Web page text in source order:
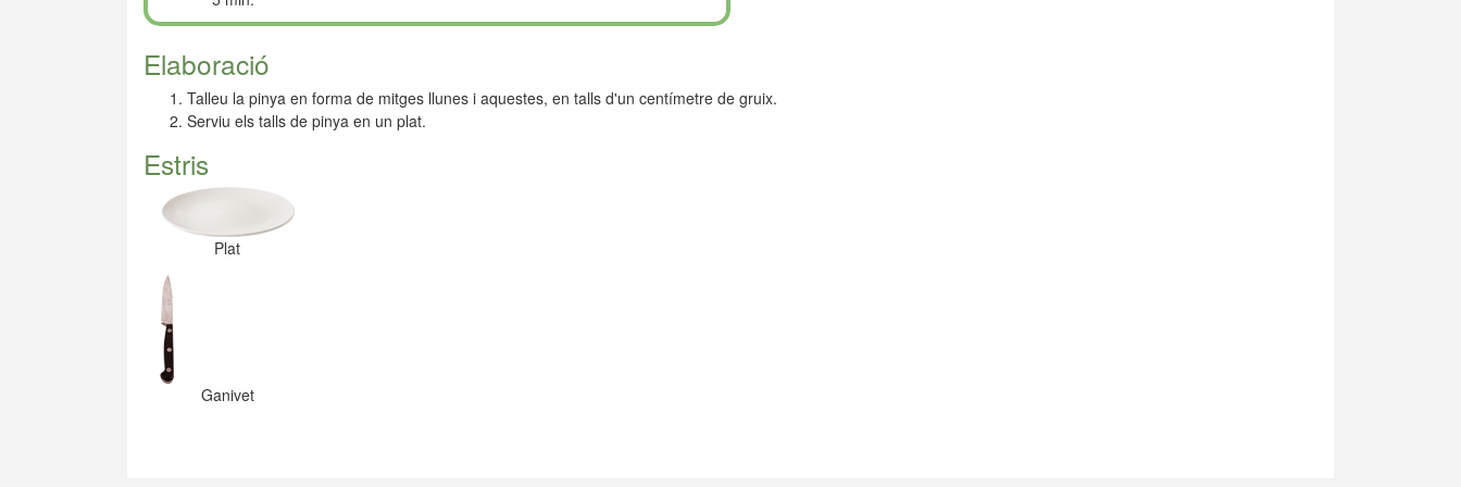
Elaboració
Talleu la pinya en forma de mitges llunes i aquestes, en talls d'un centímetre de gruix.
Serviu els talls de pinya en un plat.
Estris
Plat
Ganivet